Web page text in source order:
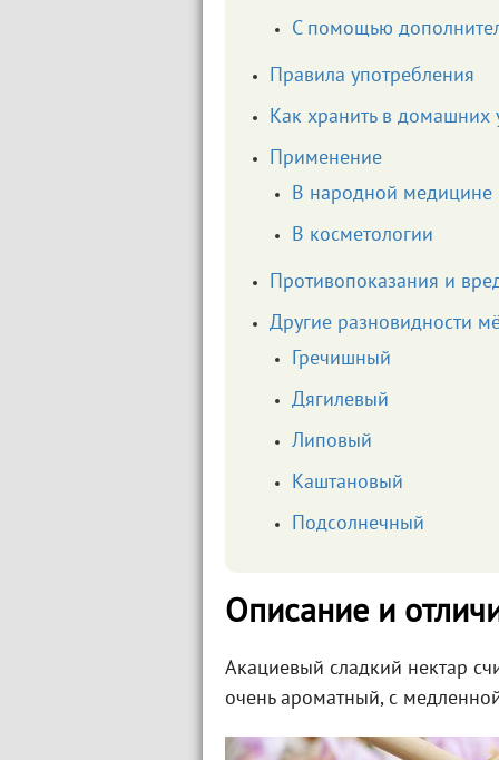
С помощью
Правила употребления
Как хранить в домашних
Применение
В народной медицине
В косметологии
Противопоказания и
Другие разновидности
Гречишный
Дягилевый
Липовый
Каштановый
Подсолнечный
Описание и
Акациевый сладкий нектар
очень ароматный, с